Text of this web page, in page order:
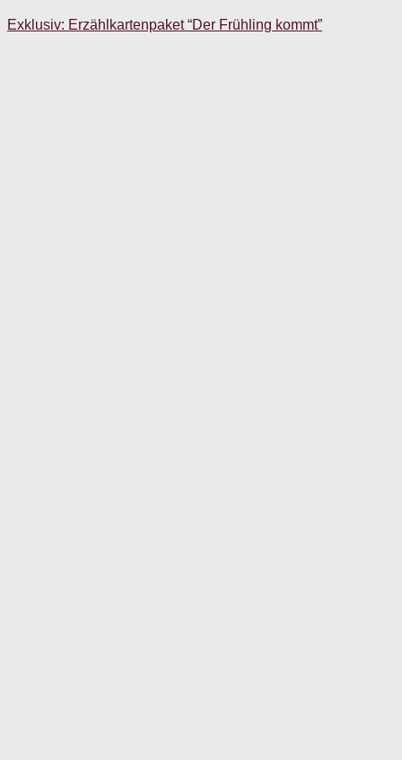
Exklusiv: Erzählkartenpaket “Der Frühling kommt”